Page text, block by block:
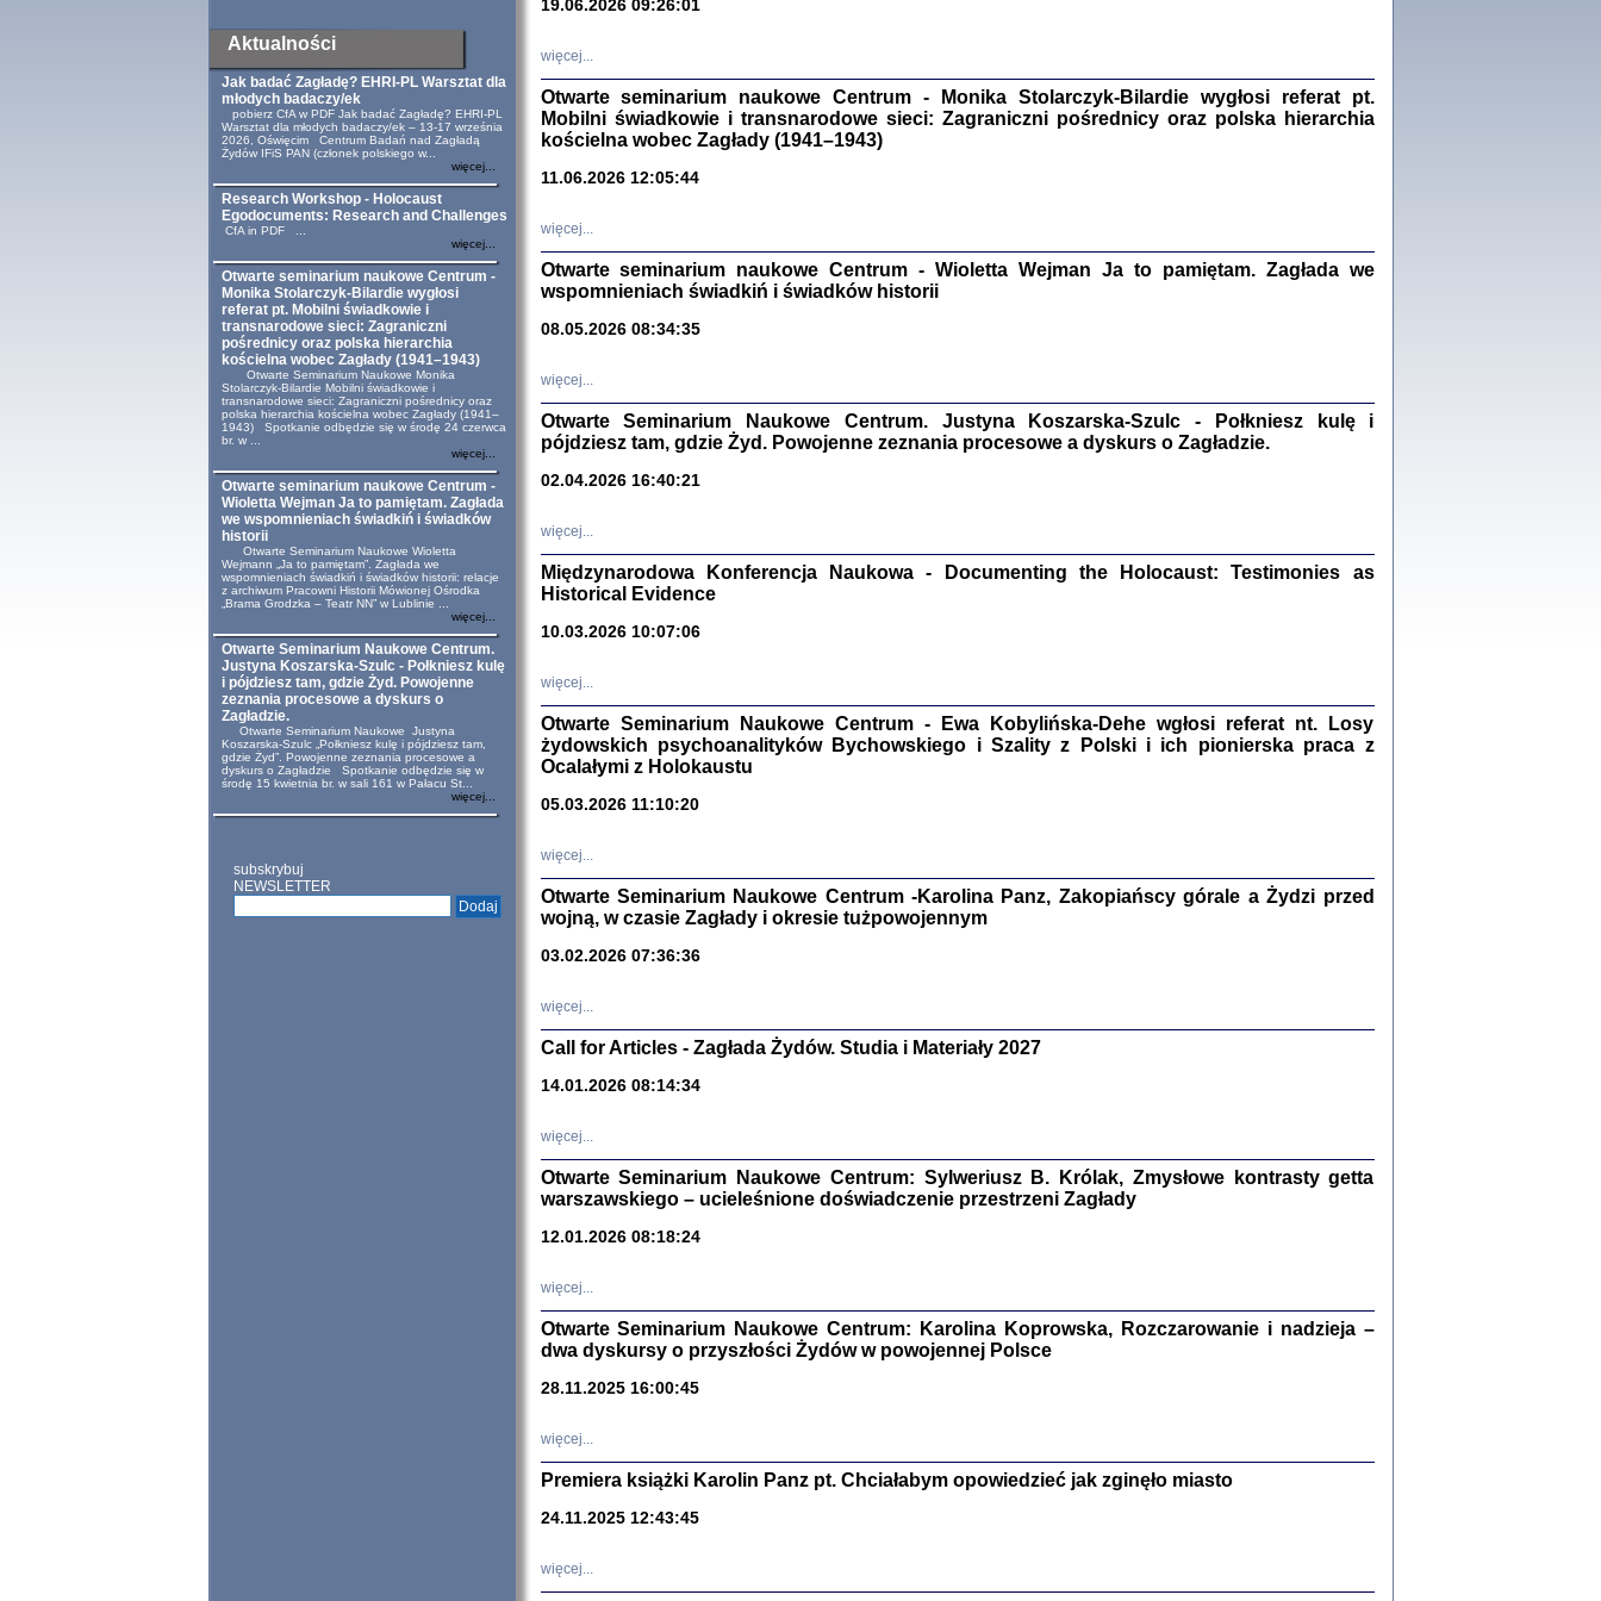
Aktualności
Jak badać Zagładę? EHRI-PL Warsztat dla
młodych badaczy/ek
pobierz CfA w PDF Jak badać Zagładę? EHRI-PL
Warsztat dla młodych badaczy/ek – 13-17 września
2026, Oświęcim Centrum Badań nad Zagładą
Żydów IFiS PAN (członek polskiego w...
więcej...
Research Workshop - Holocaust
Egodocuments: Research and Challenges
CfA in PDF ...
więcej...
Otwarte seminarium naukowe Centrum -
Monika Stolarczyk-Bilardie wygłosi
referat pt. Mobilni świadkowie i
transnarodowe sieci: Zagraniczni
pośrednicy oraz polska hierarchia
kościelna wobec Zagłady (1941–1943)
Otwarte Seminarium Naukowe Monika
Stolarczyk-Bilardie Mobilni świadkowie i
transnarodowe sieci: Zagraniczni pośrednicy oraz
polska hierarchia kościelna wobec Zagłady (1941–
1943) Spotkanie odbędzie się w środę 24 czerwca
br. w ...
więcej...
Otwarte seminarium naukowe Centrum -
Wioletta Wejman Ja to pamiętam. Zagłada
we wspomnieniach świadkiń i świadków
historii
Otwarte Seminarium Naukowe Wioletta
Wejmann „Ja to pamiętam”. Zagłada we
wspomnieniach świadkiń i świadków historii: relacje
z archiwum Pracowni Historii Mówionej Ośrodka
„Brama Grodzka – Teatr NN” w Lublinie ...
więcej...
Otwarte Seminarium Naukowe Centrum.
Justyna Koszarska-Szulc - Połkniesz kulę
i pójdziesz tam, gdzie Żyd. Powojenne
zeznania procesowe a dyskurs o
Zagładzie.
Otwarte Seminarium Naukowe Justyna
Koszarska-Szulc „Połkniesz kulę i pójdziesz tam,
gdzie Żyd”. Powojenne zeznania procesowe a
dyskurs o Zagładzie Spotkanie odbędzie się w
środę 15 kwietnia br. w sali 161 w Pałacu St...
więcej...
subskrybuj
NEWSLETTER
Warszawa 2022
Wagner Rózia
oprac. Aleksandra Bańkowska
oprac. Aleksandra Bańkowska, wstęp Jacek Leociak
Warszawa 2021
Zagłada Żydów.
Studia i Materiały
NIE WIEMY CO PRZYNIESIE NAM KOLEJNA GODZINA ...
Sewek Okonowski, oprac. Marta Janczewska
PISZĄCY TE SŁOWA JEST PRACOWNIKIEM
19.06.2026 09:26:01
więcej...
Otwarte seminarium naukowe Centrum - Monika Stolarczyk-Bilardie wygłosi referat pt.
Mobilni świadkowie i transnarodowe sieci: Zagraniczni pośrednicy oraz polska hierarchia
kościelna wobec Zagłady (1941–1943)
11.06.2026 12:05:44
więcej...
Otwarte seminarium naukowe Centrum - Wioletta Wejman Ja to pamiętam. Zagłada we
wspomnieniach świadkiń i świadków historii
08.05.2026 08:34:35
więcej...
Otwarte Seminarium Naukowe Centrum. Justyna Koszarska-Szulc - Połkniesz kulę i
pójdziesz tam, gdzie Żyd. Powojenne zeznania procesowe a dyskurs o Zagładzie.
02.04.2026 16:40:21
więcej...
Międzynarodowa Konferencja Naukowa - Documenting the Holocaust: Testimonies as
Historical Evidence
10.03.2026 10:07:06
więcej...
Otwarte Seminarium Naukowe Centrum - Ewa Kobylińska-Dehe wgłosi referat nt. Losy
żydowskich psychoanalityków Bychowskiego i Szality z Polski i ich pionierska praca z
Ocalałymi z Holokaustu
05.03.2026 11:10:20
więcej...
Otwarte Seminarium Naukowe Centrum -Karolina Panz, Zakopiańscy górale a Żydzi przed
wojną, w czasie Zagłady i okresie tużpowojennym
03.02.2026 07:36:36
więcej...
Call for Articles - Zagłada Żydów. Studia i Materiały 2027
14.01.2026 08:14:34
więcej...
Otwarte Seminarium Naukowe Centrum: Sylweriusz B. Królak, Zmysłowe kontrasty getta
warszawskiego – ucieleśnione doświadczenie przestrzeni Zagłady
12.01.2026 08:18:24
więcej...
Otwarte Seminarium Naukowe Centrum: Karolina Koprowska, Rozczarowanie i nadzieja –
dwa dyskursy o przyszłości Żydów w powojennej Polsce
28.11.2025 16:00:45
więcej...
Premiera książki Karolin Panz pt. Chciałabym opowiedzieć jak zginęło miasto
24.11.2025 12:43:45
więcej...